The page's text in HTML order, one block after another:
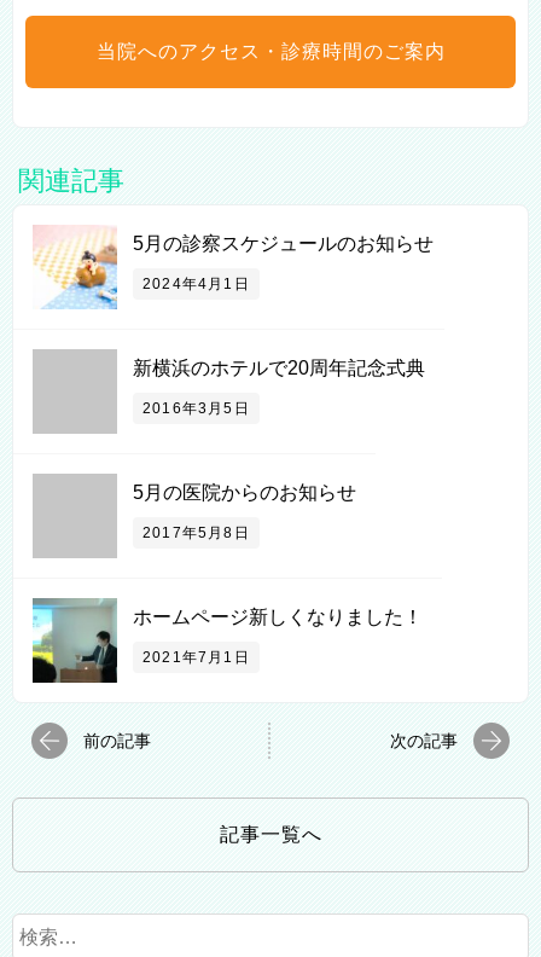
当院へのアクセス・診療時間のご案内
関連記事
5月の診察スケジュールのお知らせ
2024年4月1日
新横浜のホテルで20周年記念式典
2016年3月5日
5月の医院からのお知らせ
2017年5月8日
ホームページ新しくなりました！
2021年7月1日
前の記事 次の記事
記事一覧へ
検
索